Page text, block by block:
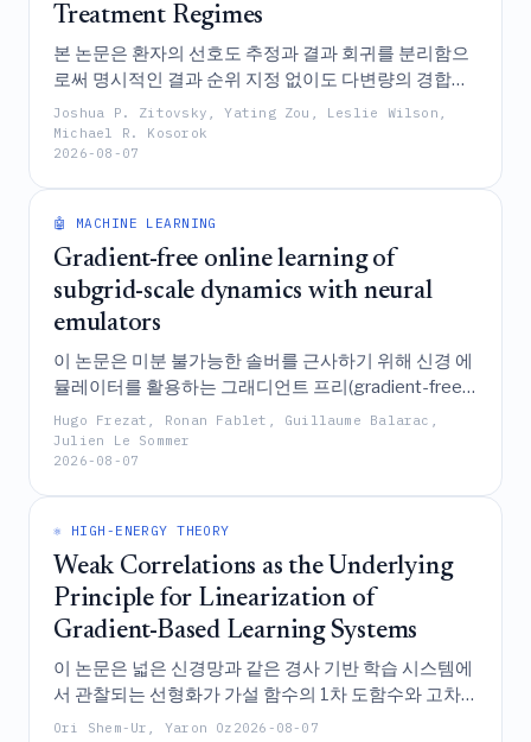
Treatment Regimes
본 논문은 환자의 선호도 추정과 결과 회귀를 분리함으
로써 명시적인 결과 순위 지정 없이도 다변량의 경합하
는 결과들을 효과적으로 처리할 수 있는 새로운 프레임
워크인 잠재 효용 Q-학습(Latent Utility Q-Learning,
LUQ-Learning)을 제안하며, 이를 통해 개별화된 동적
치료 체계를 최적화한다.
Joshua P. Zitovsky, Yating Zou, Leslie Wilson,
Michael R. Kosorok
2026-08-07
🤖 MACHINE LEARNING
Gradient-free online learning of
subgrid-scale dynamics with neural
emulators
이 논문은 미분 불가능한 솔버를 근사하기 위해 신경 에
뮬레이터를 활용하는 그래디언트 프리(gradient-free)
온라인 학습 프레임워크를 제안하며, 이를 통해 원래의
수치 모델을 직접 미분할 필요 없이 카오스적인 기후 시
스템을 위한 서브그리드 규모 파라미터화를 효과적으
로 훈련할 수 있게 한다.
Hugo Frezat, Ronan Fablet, Guillaume Balarac,
Julien Le Sommer
2026-08-07
⚛️ HIGH-ENERGY THEORY
Weak Correlations as the Underlying
Principle for Linearization of
Gradient-Based Learning Systems
이 논문은 넓은 신경망과 같은 경사 기반 학습 시스템에
서 관찰되는 선형화가 가설 함수의 1차 도함수와 고차
도함수 사이의 약한 상관관계로부터 근본적으로 발생
Ori Shem-Ur, Yaron Oz 2026-08-07